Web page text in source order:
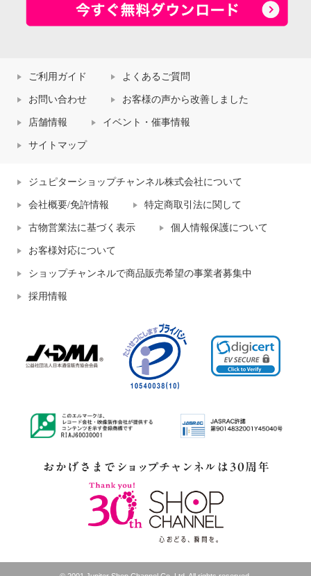
ご利用ガイド よくあるご質問
お問い合わせ お客様の声から改善しました
店舗情報 イベント・催事情報
サイトマップ
ジュピターショップチャンネル株式会社について
会社概要/免許情報 特定商取引法に関して
古物営業法に基づく表示 個人情報保護について
お客様対応について
ショップチャンネルで商品販売希望の事業者募集中
採用情報